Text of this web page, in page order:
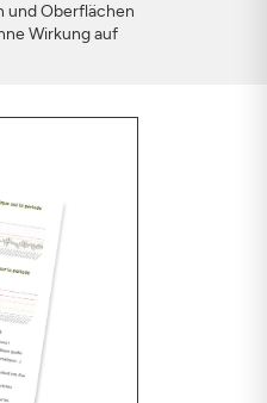
und Oberflächen
Wirkung auf